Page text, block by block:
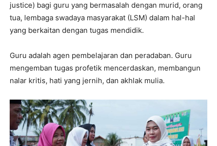
justice) bagi guru yang bermasalah dengan murid, orang
tua, lembaga swadaya masyarakat (LSM) dalam hal-hal
yang berkaitan dengan tugas mendidik.
Guru adalah agen pembelajaran dan peradaban. Guru
mengemban tugas profetik mencerdaskan, membangun
nalar kritis, hati yang jernih, dan akhlak mulia.